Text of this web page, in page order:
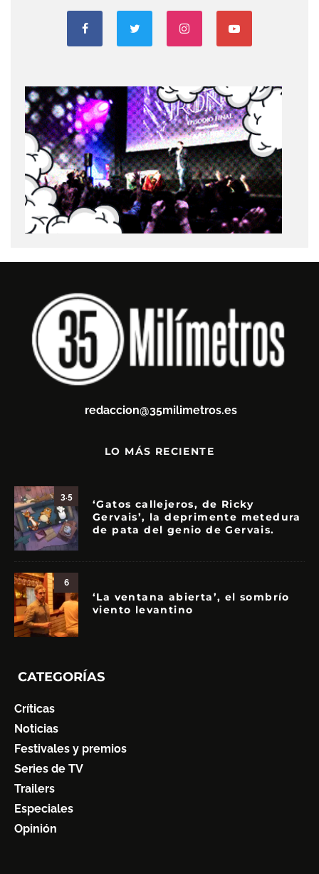
redaccion@35milimetros.es
LO MÁS RECIENTE
3.5
‘Gatos callejeros, de Ricky
Gervais’, la deprimente metedura
de pata del genio de Gervais.
6
‘La ventana abierta’, el sombrío
viento levantino
CATEGORÍAS
Críticas
Noticias
Festivales y premios
Series de TV
Trailers
Especiales
Opinión